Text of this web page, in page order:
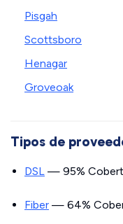
Pisgah
Scottsboro
Henagar
Groveoak
Tipos de
DSL — 95%
Fiber — 64%